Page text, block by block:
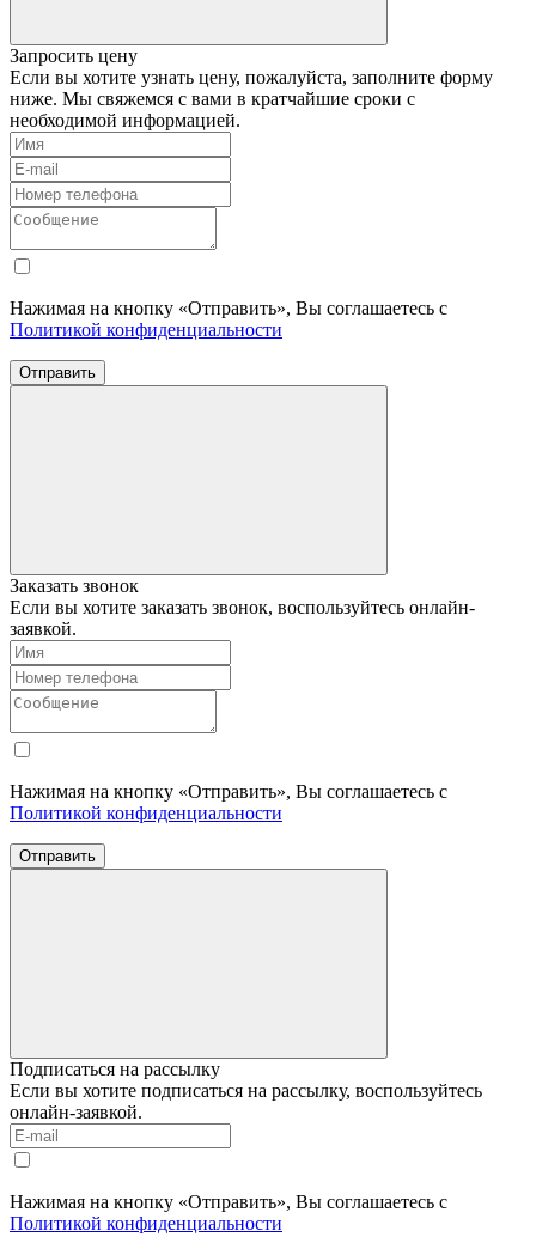
Запросить цену
Если вы хотите узнать цену, пожалуйста, заполните форму
ниже. Мы свяжемся с вами в кратчайшие сроки с
необходимой информацией.
Нажимая на кнопку «Отправить», Вы соглашаетесь с
Политикой конфиденциальности
Отправить
Заказать звонок
Если вы хотите заказать звонок, воспользуйтесь онлайн-
заявкой.
Нажимая на кнопку «Отправить», Вы соглашаетесь с
Политикой конфиденциальности
Отправить
Подписаться на рассылку
Если вы хотите подписаться на рассылку, воспользуйтесь
онлайн-заявкой.
Нажимая на кнопку «Отправить», Вы соглашаетесь с
Политикой конфиденциальности